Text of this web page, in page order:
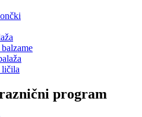
ličila
program